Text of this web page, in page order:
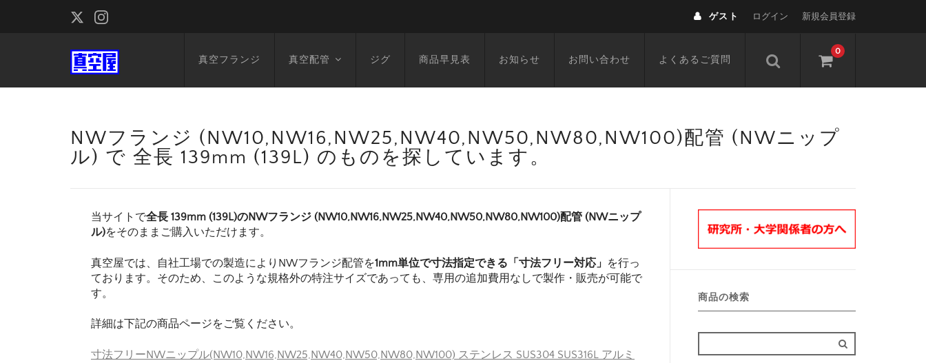
ゲスト ログイン 新規会員登録
0
真空フランジ 真空配管 ジグ 商品早見表 お知らせ お問い合わせ よくあるご質問
NWフランジ (NW10,NW16,NW25,NW40,NW50,NW80,NW100)配管 (NWニップ
ル) で 全長 139mm (139L) のものを探しています。
当サイトで全長 139mm (139L)のNWフランジ (NW10,NW16,NW25,NW40,NW50,NW80,NW100)配管 (NWニップ
ル)をそのままご購入いただけます。
真空屋では、自社工場での製造によりNWフランジ配管を1mm単位で寸法指定できる「寸法フリー対応」 を行っ
ております。そのため、このような規格外の特注サイズであっても、専用の追加費用なしで製作・販売が可能で
す。
詳細は下記の商品ページをご覧ください。
寸法フリーNWニップル(NW10,NW16,NW25,NW40,NW50,NW80,NW100) ステンレス SUS304 SUS316L アルミ
商品の検索